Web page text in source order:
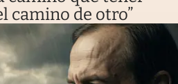
camino de otro”